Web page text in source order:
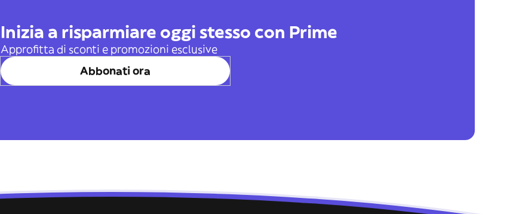
Inizia a risparmiare oggi stesso con Prime
Approfitta di sconti e promozioni esclusive
Abbonati ora